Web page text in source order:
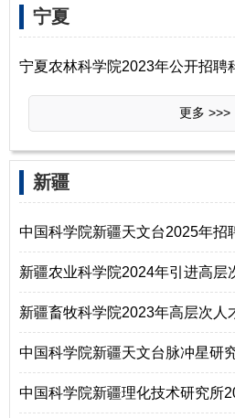
宁夏
宁夏农林科学院2023年公开招聘
更多 >>>
新疆
新疆农业科学院2024年引进高层
新疆畜牧科学院2023年高层次人